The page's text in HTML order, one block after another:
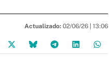
Actualizado: 02/06/26 | 13:06